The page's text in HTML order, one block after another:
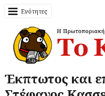
Ενότητες
Έκπτωτος και